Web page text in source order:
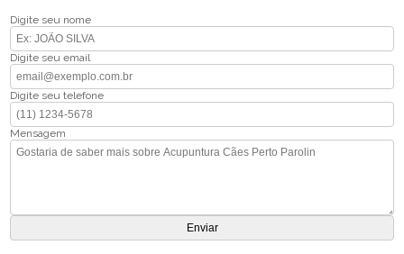
Digite seu nome
Digite seu email
Digite seu telefone
Mensagem